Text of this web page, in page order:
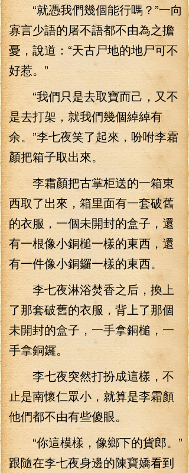
“就憑我們幾個能行嗎？”一向
寡言少語的屠不語都不由為之擔
憂，說道：“天古尸地的地尸可不
好惹。”
“我們只是去取寶而己，又不
是去打架，就我們幾個綽綽有
余。”李七夜笑了起來，吩咐李霜
顏把箱子取出來。
李霜顏把古掌柜送的一箱東
西取了出來，箱里面有一套破舊
的衣服，一個未開封的盒子，還
有一根像小銅槌一樣的東西，還
有一件像小銅鑼一樣的東西。
李七夜淋浴焚香之后，換上
了那套破舊的衣服，背上了那個
未開封的盒子，一手拿銅槌，一
手拿銅鑼。
李七夜突然打扮成這樣，不
止是南懷仁眾小，就算是李霜顏
他們都不由有些傻眼。
“你這模樣，像鄉下的貨郎。”
跟隨在李七夜身邊的陳寶嬌看到